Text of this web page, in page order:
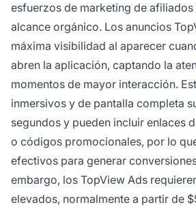
esfuerzos de marketing de afiliados
alcance orgánico. Los anuncios
máxima visibilidad al aparecer
abren la aplicación, captando la
momentos de mayor interacción.
inmersivos y de pantalla completa
segundos y pueden incluir enlaces
o códigos promocionales, por lo
efectivos para generar
embargo, los TopView Ads
elevados, normalmente a partir de